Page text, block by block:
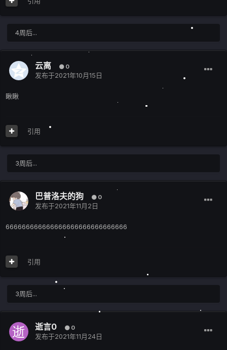
4周后...
云离 0
发布于2021年10月15日
瞅瞅
引用
3周后...
巴普洛夫的狗 0
发布于2021年11月2日
666666666666666666666666666666
引用
3周后...
逝言0 0
发布于2021年11月24日